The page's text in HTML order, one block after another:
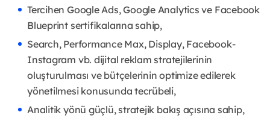
Tercihen Google Ads, Google Analytics ve Facebook
Blueprint sertifikalarına sahip,
Search, Performance Max, Display, Facebook-
Instagram vb. dijital reklam stratejilerinin
oluşturulması ve bütçelerinin optimize edilerek
yönetilmesi konusunda tecrübeli,
Analitik yönü güçlü, stratejik bakış açısına sahip,